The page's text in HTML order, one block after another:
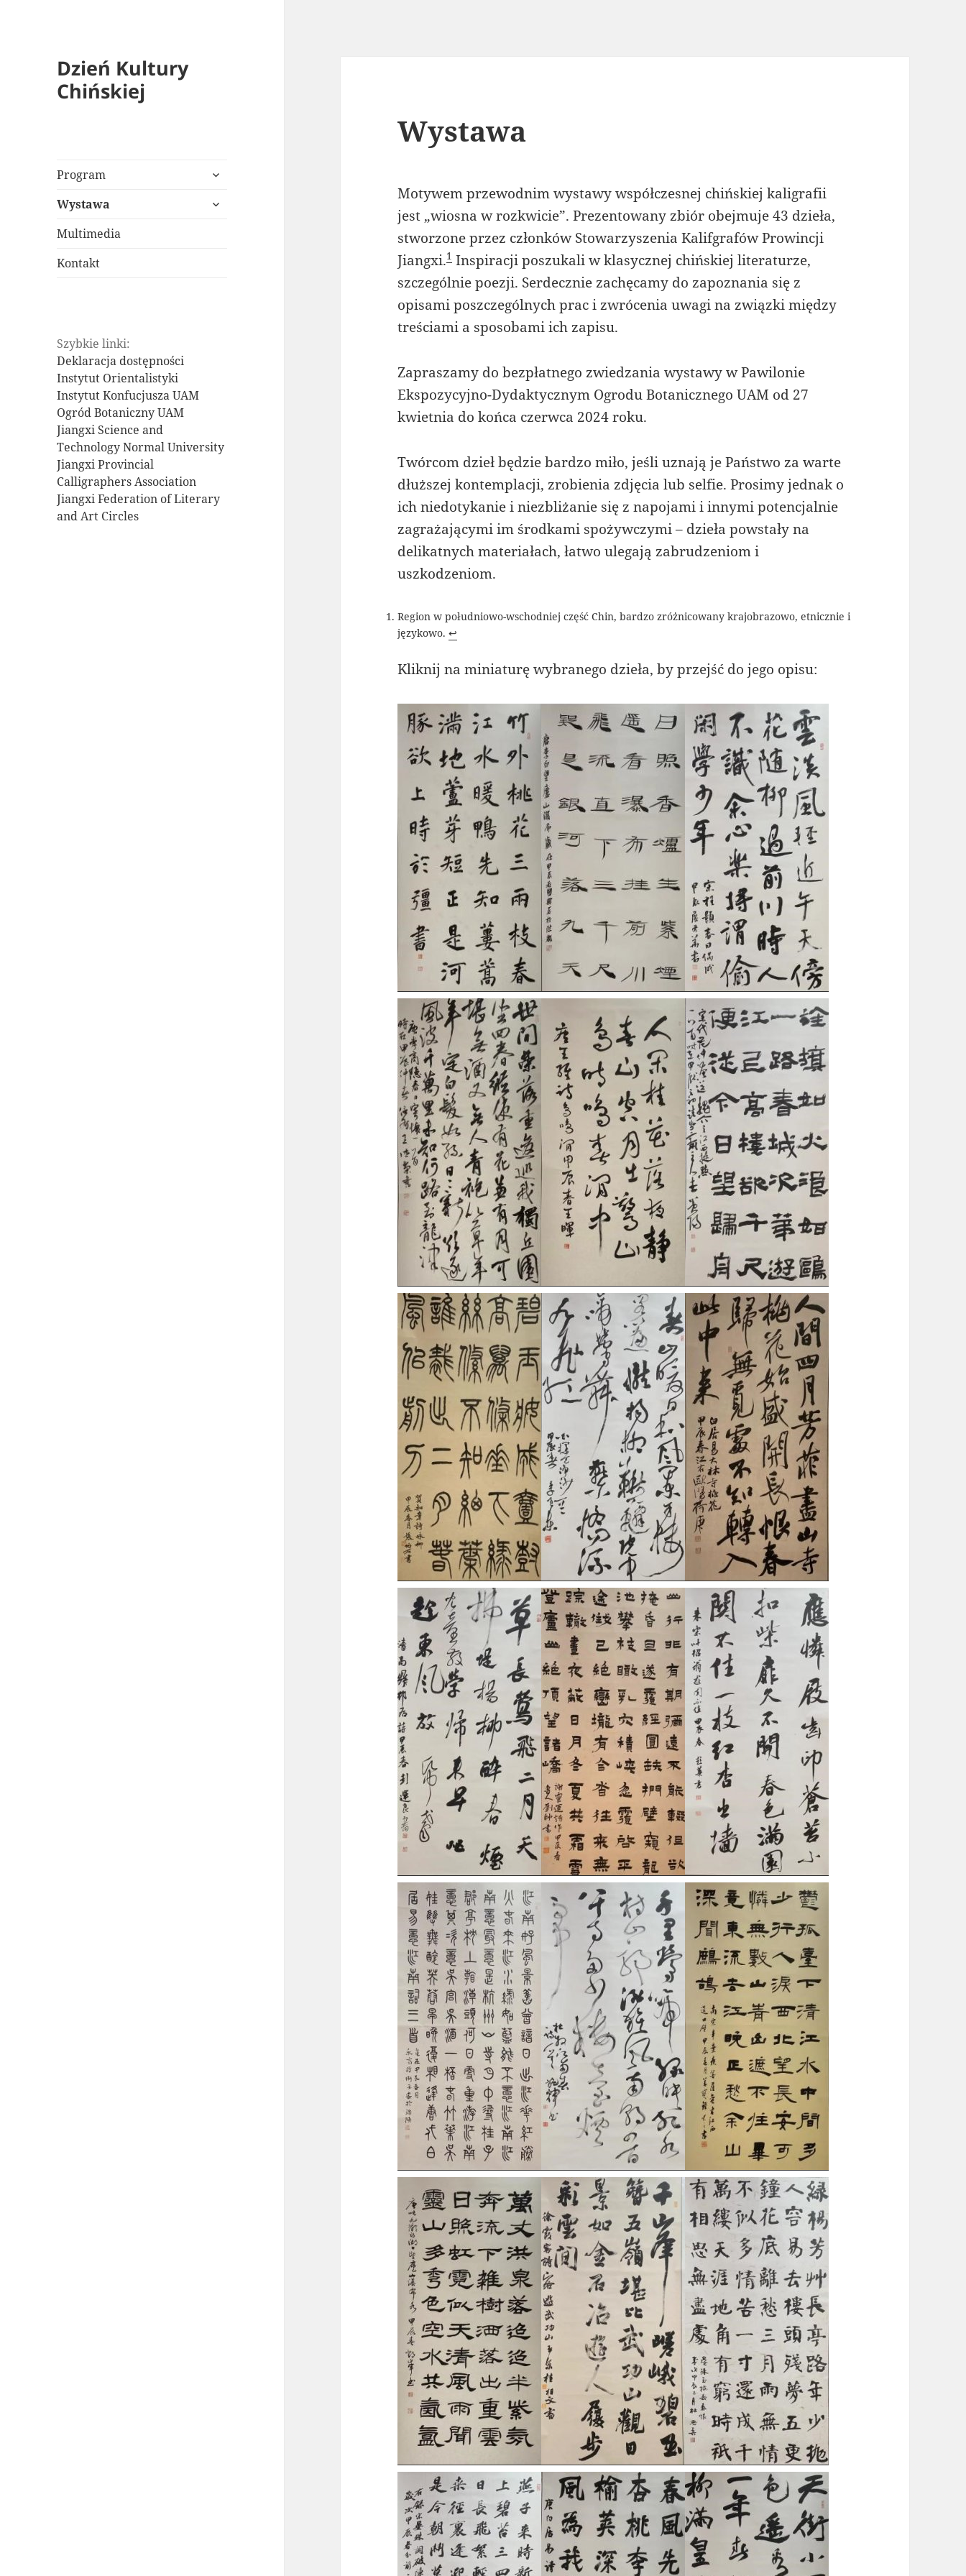
Dzień Kultury
Chińskiej
Program
rozwiń
potomne
Wystawa
rozwiń
Multimedia
Kontakt
Szybkie linki:
Deklaracja dostępności
Instytut Orientalistyki
Instytut Konfucjusza UAM
Ogród Botaniczny UAM
Jiangxi Science and
Technology Normal University
Jiangxi Provincial
Calligraphers Association
Jiangxi Federation of Literary
and Art Circles
Wystawa
Motywem przewodnim wystawy współczesnej chińskiej kaligrafii
jest „wiosna w rozkwicie”. Prezentowany zbiór obejmuje 43 dzieła,
stworzone przez członków Stowarzyszenia Kalifgrafów Prowincji
Jiangxi.1 Inspiracji poszukali w klasycznej chińskiej literaturze,
szczególnie poezji. Serdecznie zachęcamy do zapoznania się z
opisami poszczególnych prac i zwrócenia uwagi na związki między
treściami a sposobami ich zapisu.
Zapraszamy do bezpłatnego zwiedzania wystawy w Pawilonie
Ekspozycyjno-Dydaktycznym Ogrodu Botanicznego UAM od 27
kwietnia do końca czerwca 2024 roku.
Twórcom dzieł będzie bardzo miło, jeśli uznają je Państwo za warte
dłuższej kontemplacji, zrobienia zdjęcia lub selfie. Prosimy jednak o
ich niedotykanie i niezbliżanie się z napojami i innymi potencjalnie
zagrażającymi im środkami spożywczymi – dzieła powstały na
delikatnych materiałach, łatwo ulegają zabrudzeniom i
uszkodzeniom.
Region w południowo-wschodniej część Chin, bardzo zróżnicowany krajobrazowo, etnicznie i
językowo.↩︎
Kliknij na miniaturę wybranego dzieła, by przejść do jego opisu: